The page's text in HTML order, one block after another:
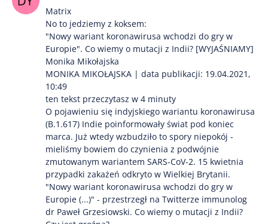
Matrix
No to jedziemy z koksem:
"Nowy wariant koronawirusa wchodzi do gry w
Europie". Co wiemy o mutacji z Indii? [WYJAŚNIAMY]
Monika Mikołajska
MONIKA MIKOŁAJSKA | data publikacji: 19.04.2021,
10:49
ten tekst przeczytasz w 4 minuty
O pojawieniu się indyjskiego wariantu koronawirusa
(B.1.617) Indie poinformowały świat pod koniec
marca. Już wtedy wzbudziło to spory niepokój -
mieliśmy bowiem do czynienia z podwójnie
zmutowanym wariantem SARS-CoV-2. 15 kwietnia
przypadki zakażeń odkryto w Wielkiej Brytanii.
"Nowy wariant koronawirusa wchodzi do gry w
Europie (...)" - przestrzegł na Twitterze immunolog
dr Paweł Grzesiowski. Co wiemy o mutacji z Indii?